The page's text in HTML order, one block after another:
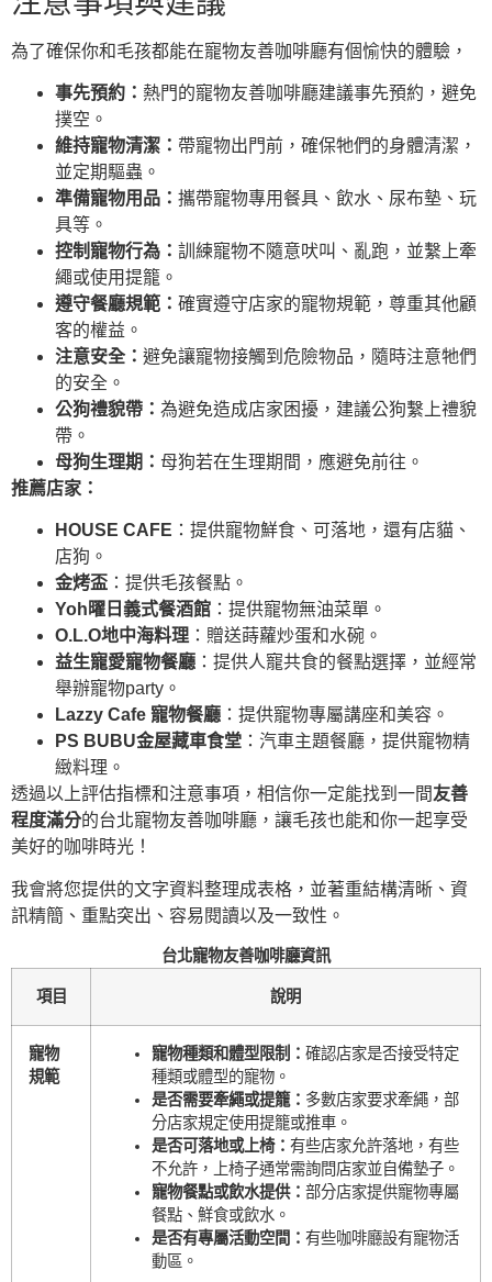
為了確保你和毛孩都能在寵物友善咖啡廳有個愉快的體驗，
事先預約： 熱門的寵物友善咖啡廳建議事先預約，避免
撲空。
維持寵物清潔： 帶寵物出門前，確保牠們的身體清潔，
並定期驅蟲。
準備寵物用品： 攜帶寵物專用餐具、飲水、尿布墊、玩
具等。
控制寵物行為： 訓練寵物不隨意吠叫、亂跑，並繫上牽
繩或使用提籠。
遵守餐廳規範： 確實遵守店家的寵物規範，尊重其他顧
客的權益。
注意安全： 避免讓寵物接觸到危險物品，隨時注意牠們
的安全。
公狗禮貌帶： 為避免造成店家困擾，建議公狗繫上禮貌
帶。
母狗生理期： 母狗若在生理期間，應避免前往。
推薦店家：
HOUSE CAFE ：提供寵物鮮食、可落地，還有店貓、
店狗。
金烤盃 ：提供毛孩餐點。
Yoh曜日義式餐酒館 ：提供寵物無油菜單。
O.L.O地中海料理 ：贈送蒔蘿炒蛋和水碗。
益生寵愛寵物餐廳 ：提供人寵共食的餐點選擇，並經常
舉辦寵物party。
Lazzy Cafe 寵物餐廳 ：提供寵物專屬講座和美容。
PS BUBU金屋藏車食堂 ：汽車主題餐廳，提供寵物精
緻料理。
透過以上評估指標和注意事項，相信你一定能找到一間友善
程度滿分的台北寵物友善咖啡廳，讓毛孩也能和你一起享受
美好的咖啡時光！
我會將您提供的文字資料整理成表格，並著重結構清晰、資
訊精簡、重點突出、容易閱讀以及一致性。
台北寵物友善咖啡廳資訊
項目 說明
寵物
規範
寵物種類和體型限制： 確認店家是否接受特定
種類或體型的寵物。
是否需要牽繩或提籠： 多數店家要求牽繩，部
分店家規定使用提籠或推車。
是否可落地或上椅： 有些店家允許落地，有些
不允許，上椅子通常需詢問店家並自備墊子。
寵物餐點或飲水提供： 部分店家提供寵物專屬
餐點、鮮食或飲水。
是否有專屬活動空間： 有些咖啡廳設有寵物活
動區。